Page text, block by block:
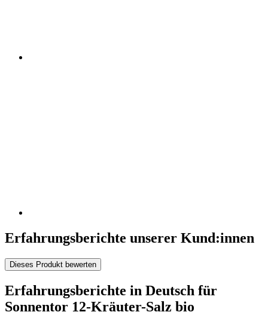
Erfahrungsberichte unserer Kund:innen
Dieses Produkt bewerten
Erfahrungsberichte in Deutsch für
Sonnentor 12-Kräuter-Salz bio